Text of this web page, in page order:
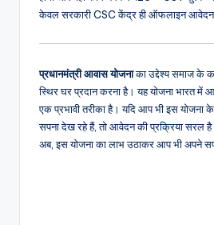
केवल सरकारी CSC केंद्र ही ऑफलाइन आवेदन
प्रधानमंत्री आवास योजनाका उद्देश्य समाज के
स्थिर घर प्रदान करना है। यह योजना भारत
एक प्रभावी तरीका है। यदि आप भी इस योजना
सपना देख रहे हैं, तो आवेदन की प्रक्रिया सरल
अब, इस योजना का लाभ उठाकर आप भी अपने